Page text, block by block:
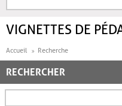
FORMULAIRE DE
VIGNETTES DE
Accueil Recherche
RECHERCHER